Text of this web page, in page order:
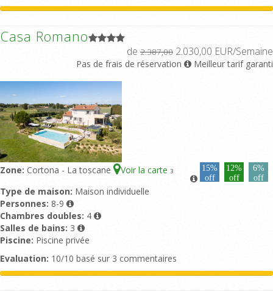
Casa Romano
de 2.387,00 2.030,00 EUR/Semaine
Pas de frais de réservation Meilleur tarif garanti
Zone: Cortona - La toscane Voir la carte 3
15%
off
12%
off
6%
off
Type de maison: Maison individuelle
Personnes: 8-9
Chambres doubles: 4
Salles de bains: 3
Piscine: Piscine privée
Evaluation: 10/10 basé sur 3 commentaires